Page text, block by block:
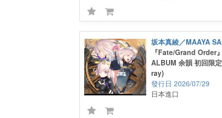
坂本真綾／MAAYA
『Fate/Grand Order
ALBUM 余韻 初回限
ray)
2026/07/29
日本進口